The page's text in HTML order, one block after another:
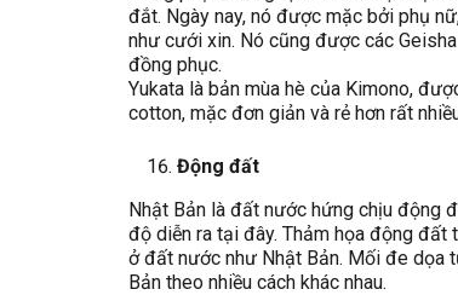
đắt. Ngày nay, nó được mặc bởi phụ
như cưới xin. Nó cũng được các
đồng phục.
Yukata là bản mùa hè của Kimono,
cotton, mặc đơn giản và rẻ hơn rất
Động đất
Nhật Bản là đất nước hứng chịu động
độ diễn ra tại đây. Thảm họa động đất
ở đất nước như Nhật Bản. Mối đe dọa
Bản theo nhiều cách khác nhau.